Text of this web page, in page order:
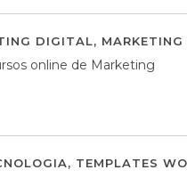
DIGITAL,
online de Marketing
, TEMPLATES